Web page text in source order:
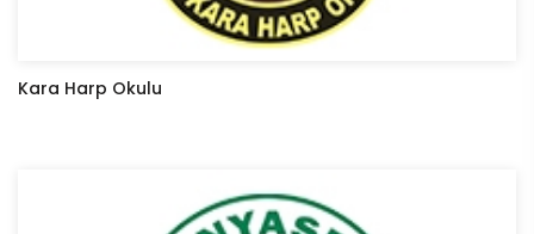
Kara Harp Okulu